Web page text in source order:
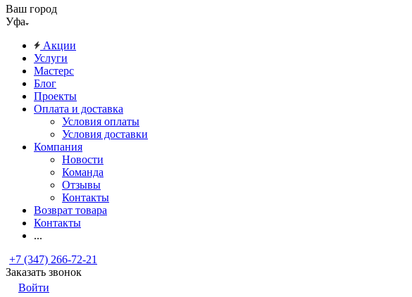
Ваш город
Уфа
Акции
Услуги
Мастерс
Блог
Проекты
Оплата и доставка
Условия оплаты
Условия доставки
Компания
Новости
Команда
Отзывы
Контакты
Возврат товара
Контакты
...
+7 (347) 266-72-21
Заказать звонок
Войти